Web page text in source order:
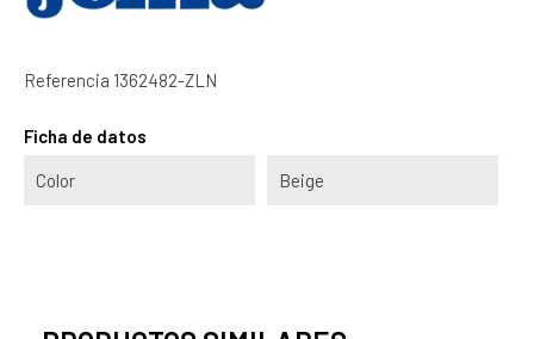
Referencia 1362482-ZLN
Ficha de datos
Color Beige